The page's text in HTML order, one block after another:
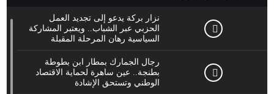
نزار بركة يدعو إلى تجديد العمل
الحزبي عبر الشباب.. ويعتبر المشاركة
السياسية رهان المرحلة المقبلة
رجال الجمارك بمطار ابن بطوطة
بطنجة.. عين ساهرة لحماية الاقتصاد
الوطني وتستحق الإشادة